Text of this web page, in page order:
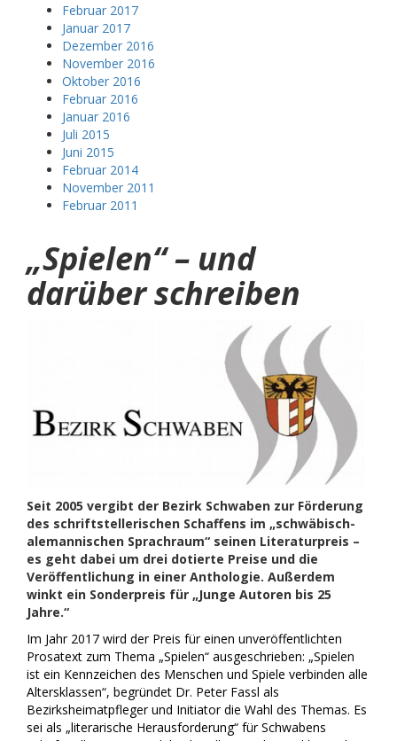
Februar 2017
Januar 2017
Dezember 2016
November 2016
Oktober 2016
Februar 2016
Januar 2016
Juli 2015
Juni 2015
Februar 2014
November 2011
Februar 2011
„Spielen“ – und
darüber schreiben
Seit 2005 vergibt der Bezirk Schwaben zur Förderung
des schriftstellerischen Schaffens im „schwäbisch-
alemannischen Sprachraum“ seinen Literaturpreis –
es geht dabei um drei dotierte Preise und die
Veröffentlichung in einer Anthologie. Außerdem
winkt ein Sonderpreis für „Junge Autoren bis 25
Jahre.“
Im Jahr 2017 wird der Preis für einen unveröffentlichten
Prosatext zum Thema „Spielen“ ausgeschrieben: „Spielen
ist ein Kennzeichen des Menschen und Spiele verbinden alle
Altersklassen“, begründet Dr. Peter Fassl als
Bezirksheimatpfleger und Initiator die Wahl des Themas. Es
sei als „literarische Herausforderung“ für Schwabens